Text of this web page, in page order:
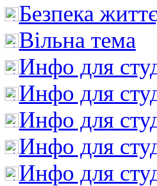
Безпека
Вільна тема
Инфо для
Инфо для
Инфо для
Инфо для
Инфо для